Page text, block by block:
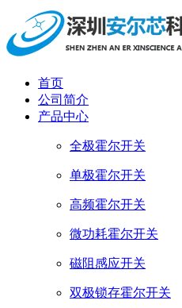
首页
公司简介
产品中心
全极霍尔开关
单极霍尔开关
高频霍尔开关
微功耗霍尔开关
磁阻感应开关
双极锁存霍尔开关